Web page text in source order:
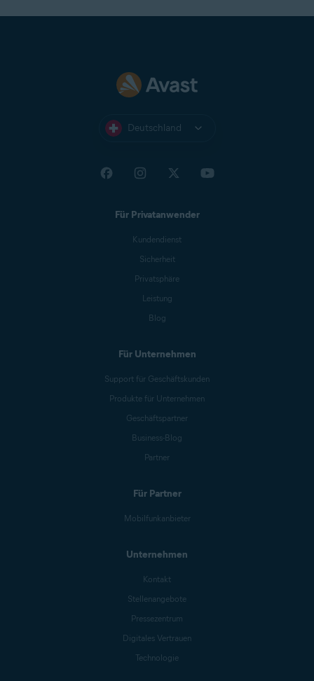
Deutschland
Für Privatanwender
Kundendienst
Sicherheit
Privatsphäre
Leistung
Blog
Für Unternehmen
Support für Geschäftskunden
Produkte für Unternehmen
Geschäftspartner
Business-Blog
Partner
Für Partner
Mobilfunkanbieter
Unternehmen
Kontakt
Stellenangebote
Pressezentrum
Digitales Vertrauen
Technologie